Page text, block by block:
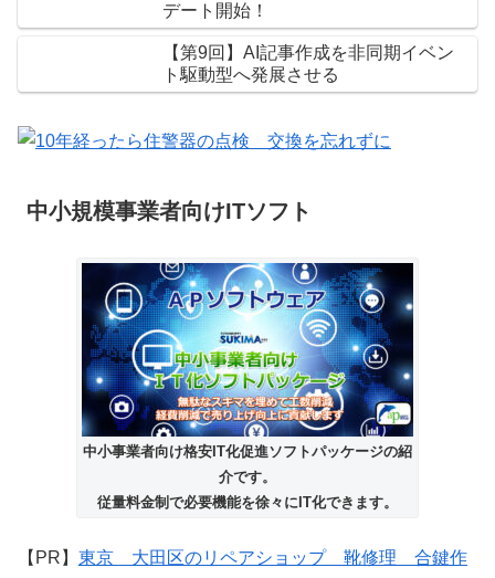
デート開始！
【第9回】AI記事作成を非同期イベン
ト駆動型へ発展させる
中小規模事業者向けITソフト
中小事業者向け格安IT化促進ソフトパッケージの紹
介です。
従量料金制で必要機能を徐々にIT化できます。
【PR】 東京 大田区のリペアショップ 靴修理 合鍵作